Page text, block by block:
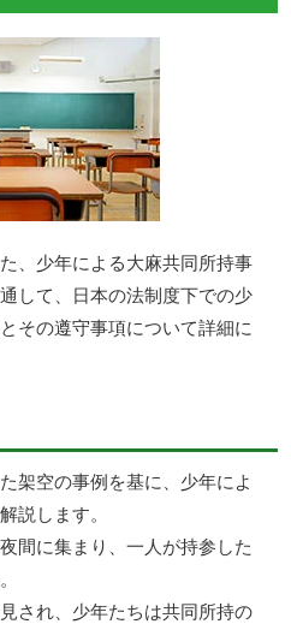
、少年による大麻共同所持事
して、日本の法制度下での少
その遵守事項について詳細に
架空の事例を基に、少年によ
説します。
間に集まり、一人が持参した
され、少年たちは共同所持の